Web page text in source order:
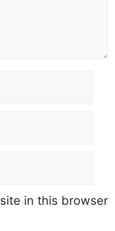
in this browser